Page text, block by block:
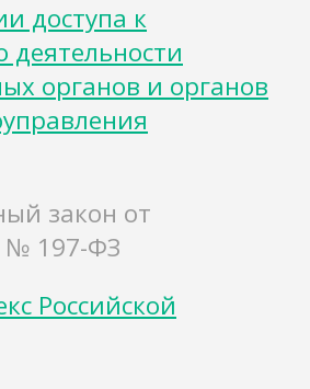
доступа к
органов и органов
закон от
№ 197-ФЗ
Российской